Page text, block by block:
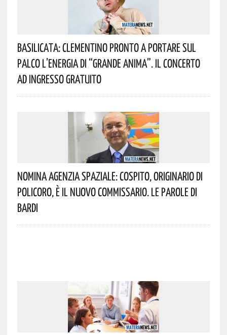
Basilicata: Clementino Pronto A Portare Sul
Palco L’energia Di “Grande Anima”. Il Concerto
Ad Ingresso Gratuito
Nomina Agenzia Spaziale: Cospito, Originario Di
Policoro, È Il Nuovo Commissario. Le Parole Di
Bardi